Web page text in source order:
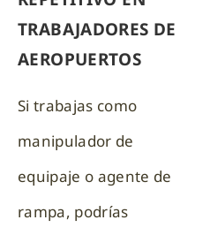
TRABAJADORES DE
AEROPUERTOS
Si trabajas como
manipulador de
equipaje o agente de
rampa, podrías